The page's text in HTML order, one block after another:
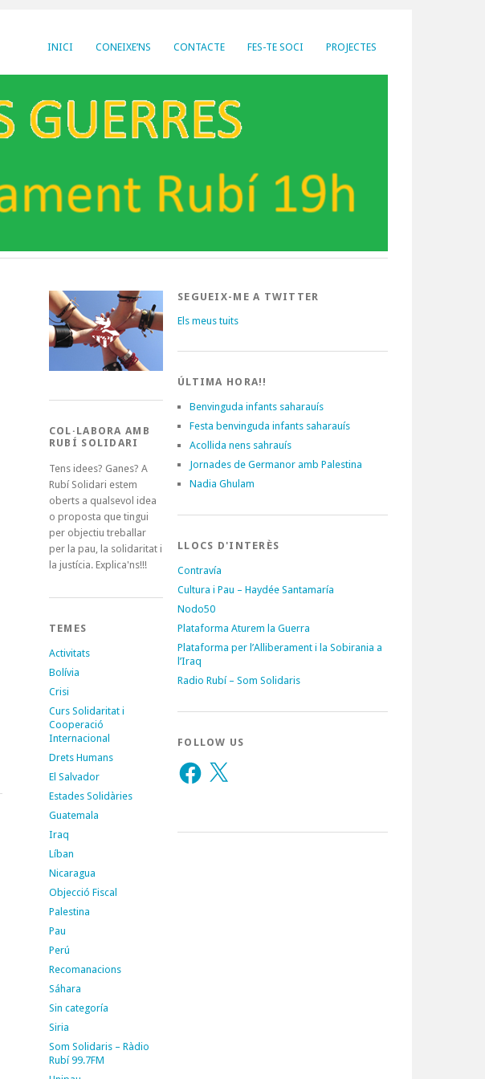
INICI CONEIXE’NS CONTACTE FES-TE SOCI PROJECTES
COL·LABORA AMB
RUBÍ SOLIDARI
Tens idees? Ganes? A
Rubí Solidari estem
oberts a qualsevol idea
o proposta que tingui
per objectiu treballar
per la pau, la solidaritat i
la justícia. Explica'ns!!!
TEMES
Activitats
Bolívia
Crisi
Curs Solidaritat i
Cooperació
Internacional
Drets Humans
El Salvador
Estades Solidàries
Guatemala
Iraq
Líban
Nicaragua
Objecció Fiscal
Palestina
Pau
Perú
Recomanacions
Sáhara
Sin categoría
Siria
Som Solidaris – Ràdio
Rubí 99.7FM
SEGUEIX-ME A TWITTER
Els meus tuits
ÚLTIMA HORA!!
Benvinguda infants saharauís
Festa benvinguda infants saharauís
Acollida nens sahrauís
Jornades de Germanor amb Palestina
Nadia Ghulam
LLOCS D'INTERÈS
Contravía
Cultura i Pau – Haydée Santamaría
Nodo50
Plataforma Aturem la Guerra
Plataforma per l’Alliberament i la Sobirania a
l’Iraq
Radio Rubí – Som Solidaris
FOLLOW US
Facebook
X